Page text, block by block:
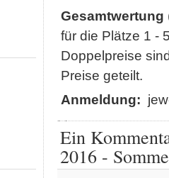
Gesamtwertung
für die Plätze 1 -
Doppelpreise
Preise geteilt.
Anmeldung:
Ein
2016 -